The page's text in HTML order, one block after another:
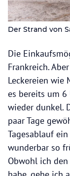
Der Strand von
Die
Frankreich.
Leckereien wie
es bereits um
wieder dunkel.
paar Tage
Tagesablauf
wunderbar so
Obwohl ich